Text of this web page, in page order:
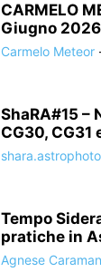
CARMELO
Giugno
Carmelo Meteor
ShaRA#15 –
CG30, CG31
Tempo
pratiche in
Agnese